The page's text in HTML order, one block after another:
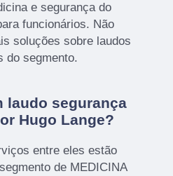
e segurança do
funcionários. Não
soluções sobre laudos
do segmento.
laudo segurança
Hugo Lange?
entre eles estão
de MEDICINA